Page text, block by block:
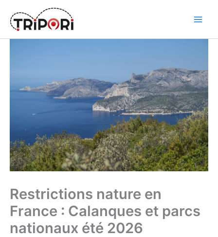
content
Restrictions nature en
France : Calanques et parcs
nationaux été 2026